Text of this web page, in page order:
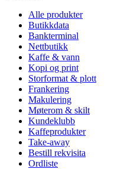
Alle produkter
Butikkdata
Bankterminal
Nettbutikk
Kaffe & vann
Kopi og print
Storformat & plott
Frankering
Makulering
Møterom & skilt
Kundeklubb
Kaffeprodukter
Take-away
Bestill rekvisita
Ordliste